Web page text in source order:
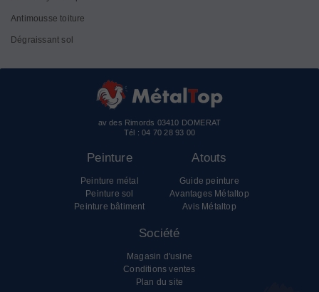
Antimousse toiture
Dégraissant sol
av des Rimords 03410 DOMERAT
Tél :04 70 28 93 00
Peinture
Peinture métal
Peinture sol
Peinture bâtiment
Atouts
Guide peinture
Avantages Métaltop
Avis Métaltop
Société
Magasin d'usine
Conditions ventes
Plan du site